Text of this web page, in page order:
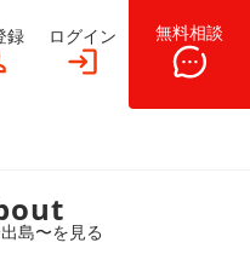
録 ログイン 無料相談
島〜を見る